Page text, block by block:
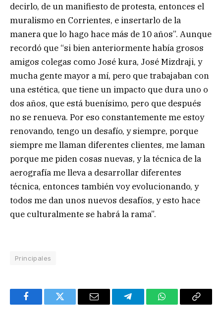
decirlo, de un manifiesto de protesta, entonces el
muralismo en Corrientes, e insertarlo de la
manera que lo hago hace más de 10 años”. Aunque
recordó que “si bien anteriormente había grosos
amigos colegas como José kura, José Mizdraji, y
mucha gente mayor a mí, pero que trabajaban con
una estética, que tiene un impacto que dura uno o
dos años, que está buenísimo, pero que después
no se renueva. Por eso constantemente me estoy
renovando, tengo un desafío, y siempre, porque
siempre me llaman diferentes clientes, me laman
porque me piden cosas nuevas, y la técnica de la
aerografía me lleva a desarrollar diferentes
técnica, entonces también voy evolucionando, y
todos me dan unos nuevos desafíos, y esto hace
que culturalmente se habrá la rama”.
Principales
FacebookTwitter Email TelegramWhatsAppCopy